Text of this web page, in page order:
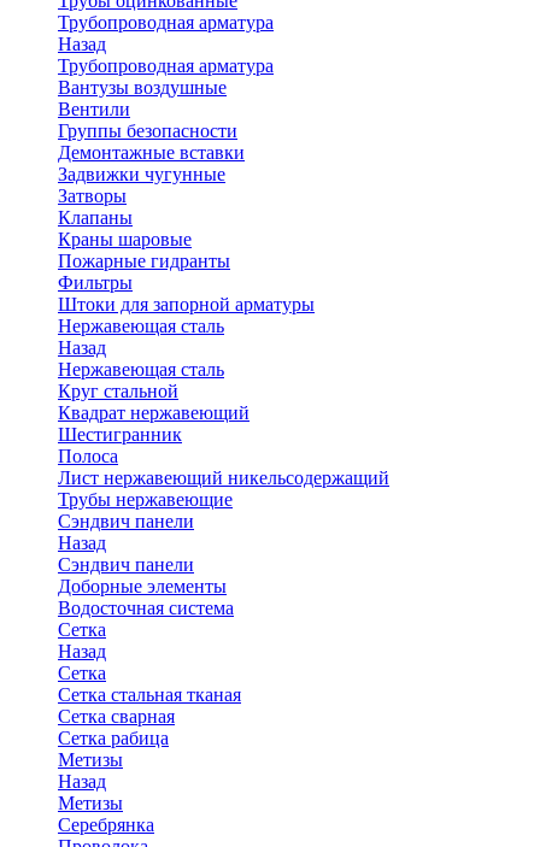
Трубопроводная арматура
Назад
Трубопроводная арматура
Вантузы воздушные
Вентили
Группы безопасности
Демонтажные вставки
Задвижки чугунные
Затворы
Клапаны
Краны шаровые
Пожарные гидранты
Фильтры
Штоки для запорной арматуры
Нержавеющая сталь
Назад
Нержавеющая сталь
Круг стальной
Квадрат нержавеющий
Шестигранник
Полоса
Лист нержавеющий никельсодержащий
Трубы нержавеющие
Сэндвич панели
Назад
Сэндвич панели
Доборные элементы
Водосточная система
Сетка
Назад
Сетка
Сетка стальная тканая
Сетка сварная
Сетка рабица
Метизы
Назад
Метизы
Серебрянка